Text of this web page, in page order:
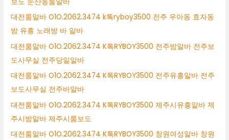
대전룸알바 O1O.2062.3474 k톡ryboy3500 전주 우아동 효자동
밤 유흥 노래방 바 알바
대전룸알바 O1O.2062.3474 K톡RYBOY3500 전주밤알바 전주보
도사무실 전주당일알바
대전룸알바 O1O.2062.3474 K톡RYBOY3500 전주유흥알바 전주
보도사무실 전주바알바
대전룸알바 O1O.2062.3474 K톡RYBOY3500 제주시유흥알바 제
주시밤알바 제주시룸보도
대전룸알바 O1O.2062.3474 K톡RYBOY3500 창원여성알바 창원